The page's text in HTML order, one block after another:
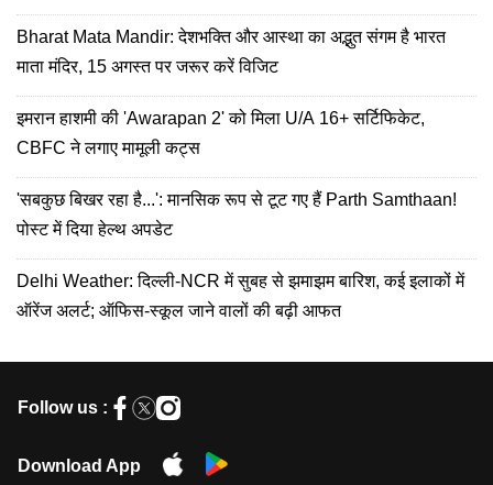
Bharat Mata Mandir: देशभक्ति और आस्था का अद्भुत संगम है भारत
माता मंदिर, 15 अगस्त पर जरूर करें विजिट
इमरान हाशमी की 'Awarapan 2' को मिला U/A 16+ सर्टिफिकेट,
CBFC ने लगाए मामूली कट्स
'सबकुछ बिखर रहा है...': मानसिक रूप से टूट गए हैं Parth Samthaan!
पोस्ट में दिया हेल्थ अपडेट
Delhi Weather: दिल्ली-NCR में सुबह से झमाझम बारिश, कई इलाकों में
ऑरेंज अलर्ट; ऑफिस-स्कूल जाने वालों की बढ़ी आफत
Follow us :
Download App